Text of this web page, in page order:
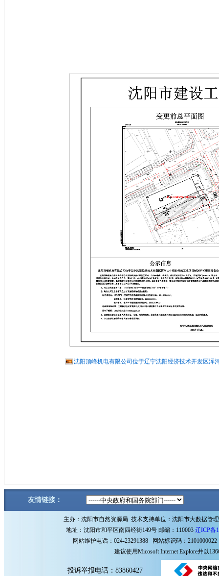
沈阳顶峰机电有限公司位于辽宁沈阳经济技术开发区浑
友情链接：
主办：沈阳市自然资源局 技术支持单位：沈阳市大数据管
地址：沈阳市和平区南四经街149号 邮编：110003 辽ICP备
网站维护电话：024-23291388 网站标识码：2101000022
建议使用Micosoft Internet Explore并以
投诉举报电话：83860427